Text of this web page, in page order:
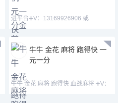
进平台➕V：13169926906 或
牛牛 金花 麻将 跑得快 一
元一分
牛牛 金花 麻将 跑得快 血战麻将 ➕V：